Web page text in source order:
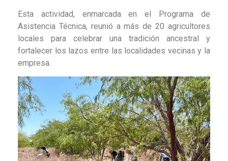
Esta actividad, enmarcada en el Programa de
Asistencia Técnica, reunió a más de 20 agricultores
locales para celebrar una tradición ancestral y
fortalecer los lazos entre las localidades vecinas y la
empresa.